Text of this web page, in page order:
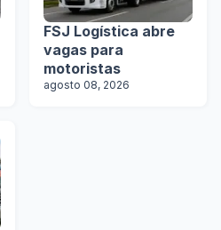
FSJ Logística abre
vagas para
motoristas
agosto 08, 2026